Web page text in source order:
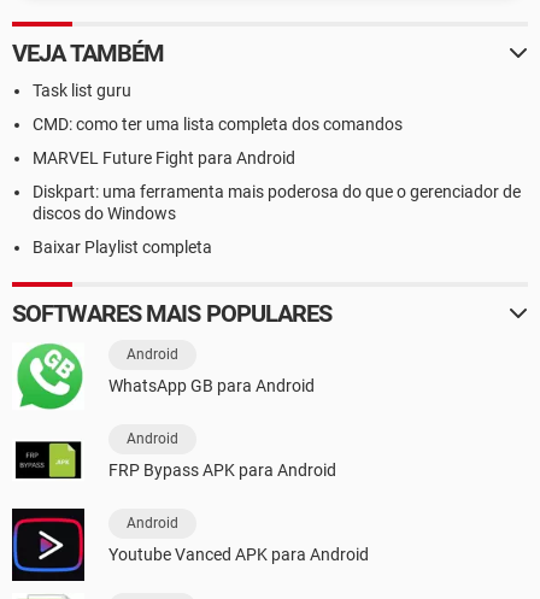
VEJA TAMBÉM
Task list guru
CMD: como ter uma lista completa dos comandos
MARVEL Future Fight para Android
Diskpart: uma ferramenta mais poderosa do que o gerenciador de
discos do Windows
Baixar Playlist completa
SOFTWARES MAIS POPULARES
Android
WhatsApp GB para Android
Android
FRP Bypass APK para Android
Android
Youtube Vanced APK para Android